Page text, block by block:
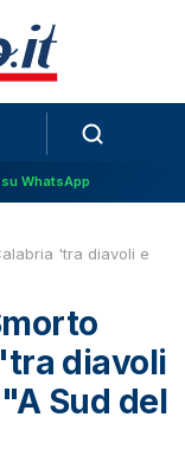
WhatsApp
'tra diavoli e
diavoli
Sud del